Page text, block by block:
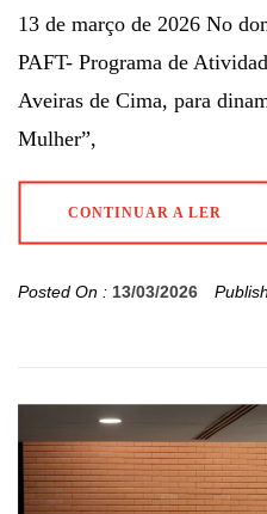
13 de março de 2026 No
PAFT- Programa de
Aveiras de Cima, para
Mulher”,
CONTINUAR A LER
Posted On : 13/03/2026